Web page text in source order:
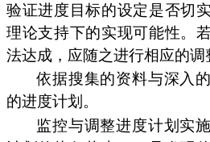
验证进度目标的设定是否切
理论支持下的实现可能性。
法达成，应随之进行相应的调
依据搜集的资料与深入
的进度计划。
监控与调整进度计划实